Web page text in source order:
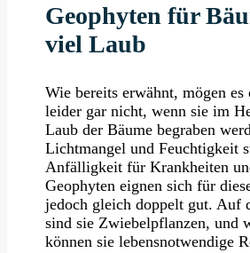
Geophyten für
viel Laub
Wie bereits erwähnt, mögen es
leider gar nicht, wenn sie im
Laub der Bäume begraben
Lichtmangel und Feuchtigkeit
Anfälligkeit für Krankheiten
Geophyten eignen sich für
jedoch gleich doppelt gut. Auf
sind sie Zwiebelpflanzen, und
können sie lebensnotwendige